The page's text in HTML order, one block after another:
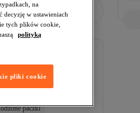
paczki
na
decyzję w ustawieniach
tych plików cookie,
polityką
pliki cookie